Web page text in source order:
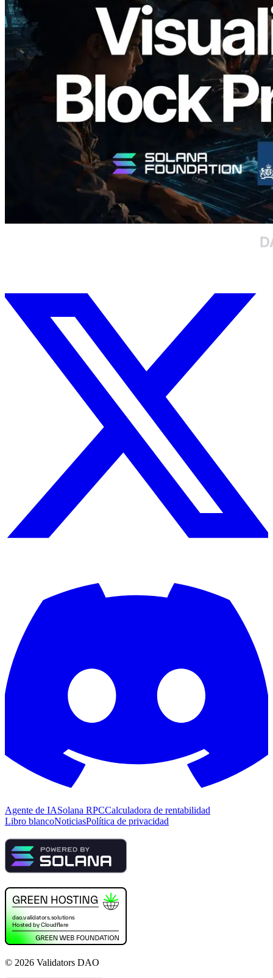
Validators Solutions lanza el Solana Block
Analyzer — Visualización del tiempo de
producción de bloque por slot y del
Validador asignado
Leer este artículo
Agente de IASolana RPCCalculadora de rentabilidad
Libro blancoNoticiasPolítica de privacidad
© 2026 Validators DAO